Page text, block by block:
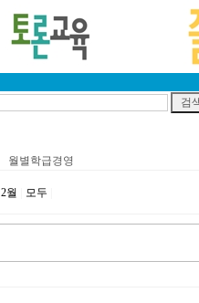
월별학급경영
2월 모두